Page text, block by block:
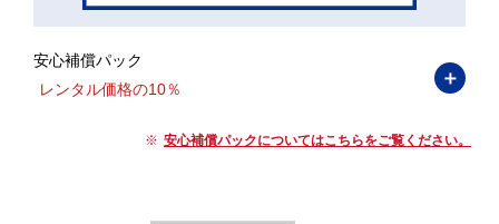
安心補償パック
レンタル価格の10％
＋
安心補償パックについてはこちらをご覧ください。